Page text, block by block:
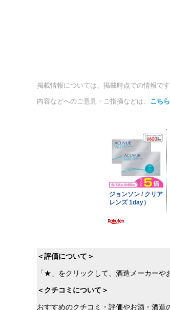
掲載情報については、掲載時点での情報で
内容などへのご意見・ご指摘などは、 こちら
＜評価について＞
「★」をクリックして、酒造メーカーや
＜クチコミについて＞
おすすめのクチコミ・評価やお酒・酒造